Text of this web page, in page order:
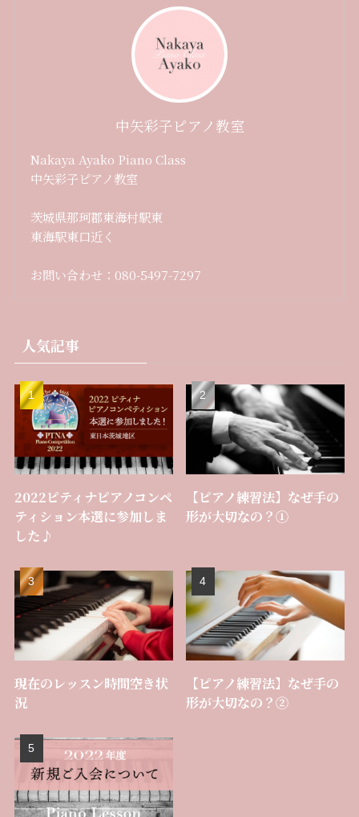
中矢彩子ピアノ教室
Nakaya Ayako Piano Class
中矢彩子ピアノ教室
茨城県那珂郡東海村駅東
東海駅東口近く
お問い合わせ：080-5497-7297
人気記事
2022ピティナピアノコンペ
ティション本選に参加しま
した♪
【ピアノ練習法】なぜ手の
形が大切なの？①
現在のレッスン時間空き状
況
【ピアノ練習法】なぜ手の
形が大切なの？②